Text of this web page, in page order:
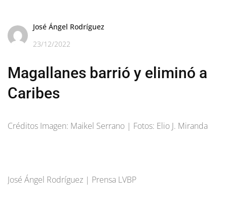
José Ángel Rodríguez
23/12/2022
Magallanes barrió y eliminó a
Caribes
Créditos Imagen: Maikel Serrano | Fotos: Elio J. Miranda
José Ángel Rodríguez | Prensa LVBP